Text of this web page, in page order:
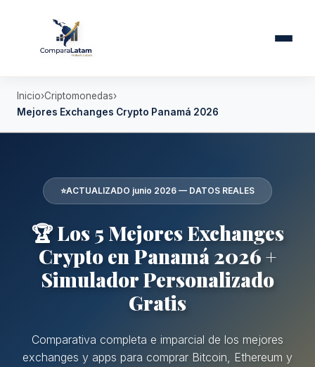
Inicio Criptomonedas
Mejores Exchanges Crypto Panamá 2026
⭐ACTUALIZADO junio 2026 — DATOS REALES
🏆 Los 5 Mejores Exchanges
Crypto en Panamá 2026 +
Simulador Personalizado
Gratis
Comparativa completa e imparcial de los mejores
exchanges y apps para comprar Bitcoin, Ethereum y